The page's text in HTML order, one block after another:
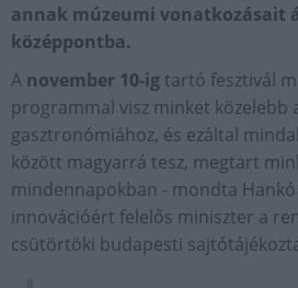
annak múzeumi vonatkozásait
középpontba.
A november 10-ig tartó fesztivál
programmal visz minket közelebb
gasztronómiához, és ezáltal
között magyarrá tesz, megtart
mindennapokban - mondta
innovációért felelős miniszter a
csütörtöki budapesti